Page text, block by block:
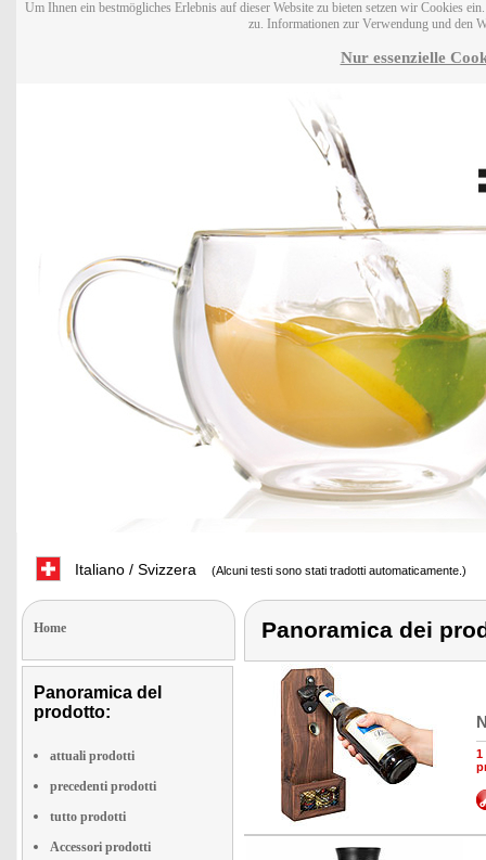
Um Ihnen ein bestmögliches Erlebnis auf dieser Website zu bieten setzen wir Cookies
zu. Informationen zur Verwendung und den
Nur essenzielle
Italiano / Svizzera (Alcuni testi sono stati tradotti automaticamente.)
Home
Panoramica del
prodotto:
attuali prodotti
precedenti prodotti
tutto prodotti
Accessori prodotti
Panoramica dei
1